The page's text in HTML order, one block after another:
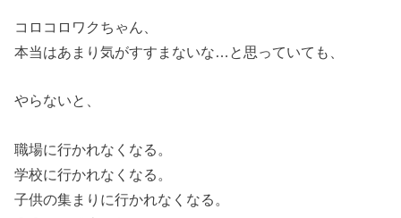
コロコロワクちゃん、
本当はあまり気がすすまないな…と思っていても、
やらないと、
職場に行かれなくなる。
学校に行かれなくなる。
子供の集まりに行かれなくなる。